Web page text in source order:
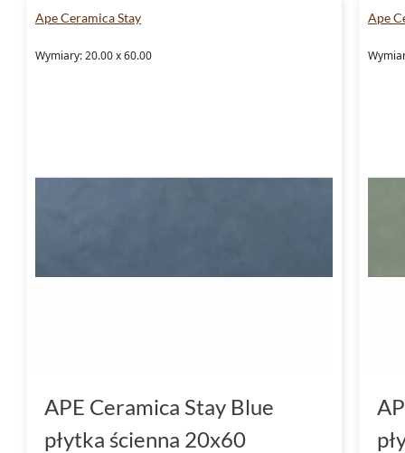
Ape Ceramica Stay
Wymiary: 20.00 x 60.00
APE Ceramica Stay Blue
płytka ścienna 20x60
Ape